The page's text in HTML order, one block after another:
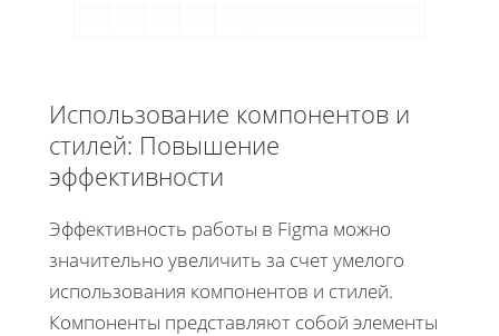
Использование компонентов и
стилей: Повышение
эффективности
Эффективность работы в Figma можно
значительно увеличить за счет умелого
использования компонентов и стилей.
Компоненты представляют собой элементы